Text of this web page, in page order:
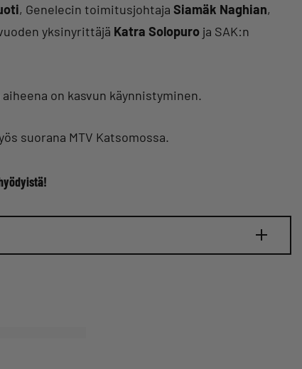
, Genelecin toimitusjohtaja Siamäk Naghian,
yksinyrittäjä Katra Solopuro ja SAK:n
on kasvun käynnistyminen.
suorana MTV Katsomossa.